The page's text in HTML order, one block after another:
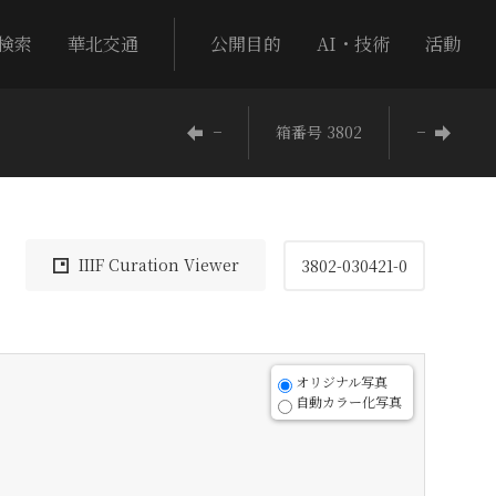
索 華北交通 公開目的 AI・技術 活動
− 箱番号 3802 −
IIIF Curation Viewer 3802-030421-0
オリジナル写真
自動カラー化写真